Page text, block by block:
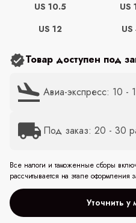
US 10.5
US
US 12
US
Товар доступен под
Авиа-экспресс: 10 -
Под заказ: 20 - 30
Все налоги и таможенные сборы
рассчитывается на этапе оформления
Уточнить